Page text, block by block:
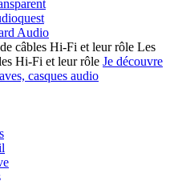
Audio
Les
Hi-Fi et leur rôle Je découvre
casques audio